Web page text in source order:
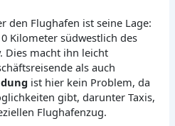
den Flughafen ist seine Lage:
Kilometer südwestlich des
Dies macht ihn leicht
als auch
ist hier kein Problem, da
gibt, darunter Taxis,
Flughafenzug.